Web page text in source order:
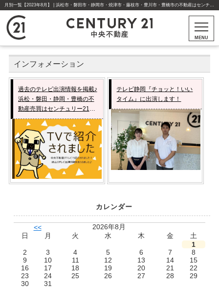
月別一覧【2023年8月】 | 浜松市・磐田市・静岡市・焼津市・藤枝市・豊川市・豊橋市の不動産はセンチュリー21中央不動産
MENU
インフォメーション
過去のテレビ出演情報を掲載♪
浜松・磐田・静岡・豊橋の不
動産売買はセンチュリー21中
央不動産へおまかせくださ
い！
テレビ静岡『チョッと！いい
タイム』に出演します！
カレンダー
<<
2026年8月
日
月 火 水 木 金
土
1
2
3 4 5 6 7
8
9
10 11 12 13 14
15
16
17 18 19 20 21
22
23
24 25 26 27 28
29
30
31